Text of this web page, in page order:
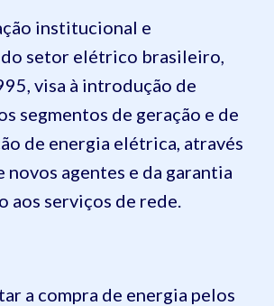
institucional e
setor elétrico brasileiro,
visa à introdução de
segmentos de geração e de
de energia elétrica, através
novos agentes e da garantia
aos serviços de rede.
a compra de energia pelos